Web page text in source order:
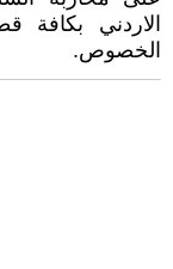
الاردني بكافة
الخصوص.